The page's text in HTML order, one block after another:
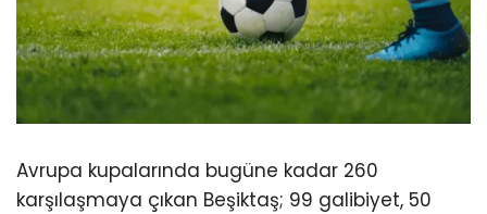
Avrupa kupalarında bugüne kadar 260
karşılaşmaya çıkan Beşiktaş; 99 galibiyet, 50